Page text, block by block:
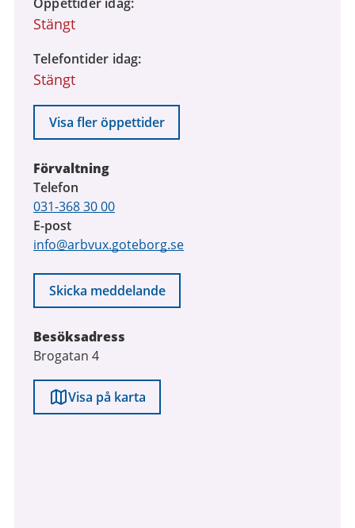
Stängt
Telefontider idag
Stängt
Visa fler öppettider
Förvaltning
Telefon
031-368 30 00
E-post
info@arbvux.goteborg.se
Skicka meddelande
Besöksadress
Brogatan 4
Visa på karta